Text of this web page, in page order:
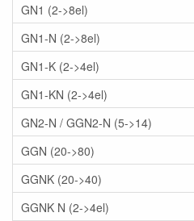
GN1 (2->8el)
GN1-N (2->8el)
GN1-K (2->4el)
GN1-KN (2->4el)
GN2-N / GGN2-N (5->14)
GGN (20->80)
GGNK (20->40)
GGNK N (2->4el)